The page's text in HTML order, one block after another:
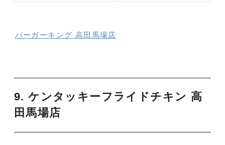
バーガーキング 高田馬場店
9. ケンタッキーフライドチキン 高
田馬場店